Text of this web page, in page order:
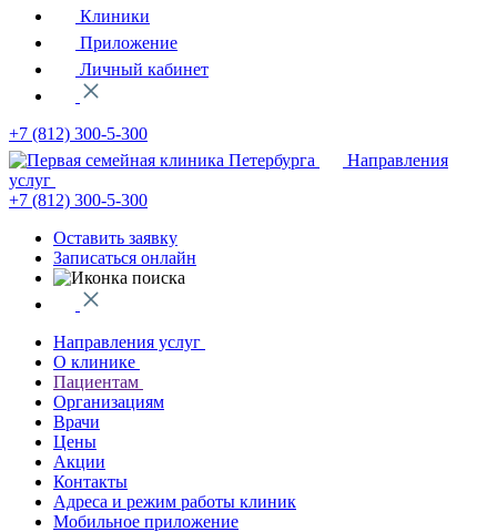
Клиники
Приложение
Личный кабинет
+7 (812) 300-5-300
Направления
услуг
+7 (812) 300-5-300
Оставить заявку
Записаться онлайн
Направления услуг
О клинике
Пациентам
Организациям
Врачи
Цены
Акции
Контакты
Адреса и режим работы клиник
Мобильное приложение